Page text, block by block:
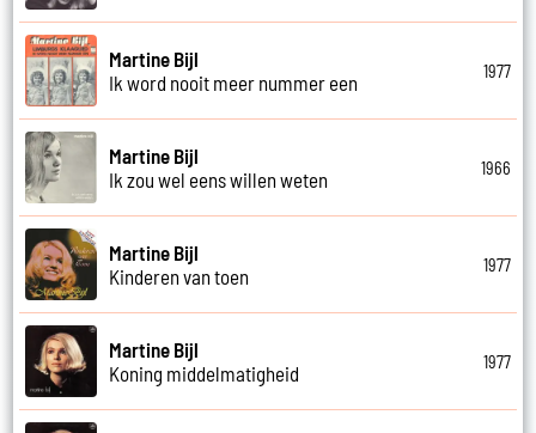
Martine Bijl
Ik word nooit meer nummer een
1977
Martine Bijl
Ik zou wel eens willen weten
1966
Martine Bijl
Kinderen van toen
1977
Martine Bijl
Koning middelmatigheid
1977